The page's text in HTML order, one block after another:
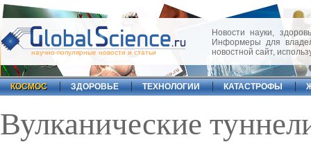
научно-популярные новости и статьи
Новости науки,
Информеры для
новостной сайт,
КОСМОС ЗДОРОВЬЕ ТЕХНОЛОГИИ КАТАСТРОФЫ
Вулканические